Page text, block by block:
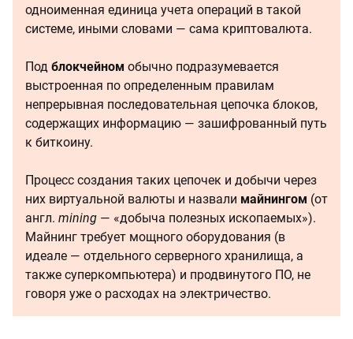
одноименная единица учета операций в такой
системе, иными словами — сама криптовалюта.
Под блокчейном обычно подразумевается
выстроенная по определенным правилам
непрерывная последовательная цепочка блоков,
содержащих информацию — зашифрованный путь
к биткоину.
Процесс создания таких цепочек и добычи через
них виртуальной валюты и назвали майнингом (от
англ. mining — «добыча полезных ископаемых»).
Майнинг требует мощного оборудования (в
идеале — отдельного серверного хранилища, а
также суперкомпьютера) и продвинутого ПО, не
говоря уже о расходах на электричество.